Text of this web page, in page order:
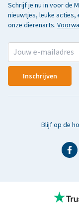
Schrijf je nu in voor de
nieuwtjes, leuke acties,
onze dierenarts.
Inschrijven
Blijf op de